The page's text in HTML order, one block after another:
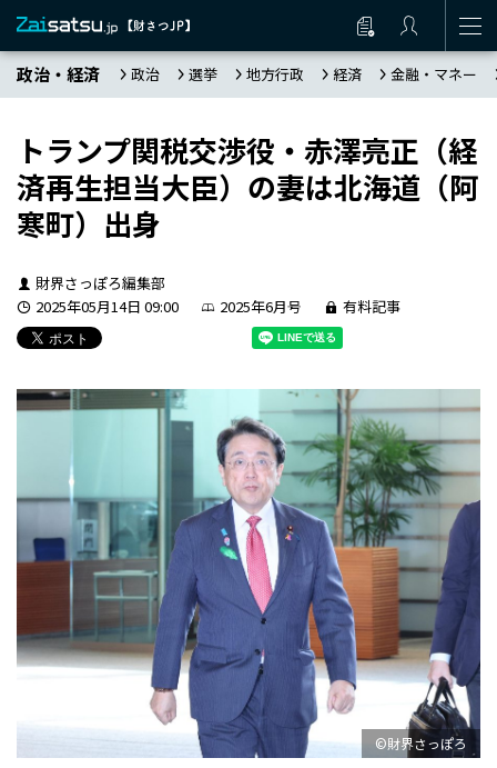
政治・経済 政治 選挙 地方行政 経済 金融・マネー
トランプ関税交渉役・赤澤亮正（経
済再生担当大臣）の妻は北海道（阿
寒町）出身
財界さっぽろ編集部
2025年05月14日 09:00
2025年6月号 有料記事
©財界さっぽろ